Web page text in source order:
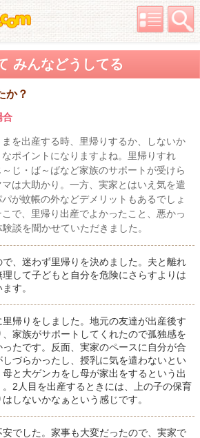
みんなどうしてる
か？
合
まを出産する時、里帰りするか、しないか
なポイントになりますよね。里帰りすれ
～じ・ば～ばなど家族のサポートが受けら
マは大助かり。一方、実家とはいえ気を遣
パが蚊帳の外などデメリットもあるでしょ
こで、里帰り出産でよかったこと、悪かっ
談を聞かせていただきました。
、迷わず里帰りを決めました。夫と離れ
して子どもと自分を危険にさらすよりは
す。
帰りをしました。地元の友達が出産後す
家族がサポートしてくれたので孤独感を
たです。反面、実家のペースに自分が合
づらかったし、授乳に気を遣わないとい
と大ゲンカをし母が家出をするという出
2人目を出産するときには、上の子の保育
しないかなぁという感じです。
でした。家事も大変だったので、実家で